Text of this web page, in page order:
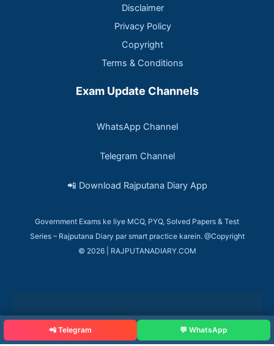
Disclaimer
Privacy Policy
Copyright
Terms & Conditions
Exam Update Channels
WhatsApp Channel
Telegram Channel
📲 Download Rajputana Diary App
Government Exams ke liye MCQ, PYQ, Solved Papers & Test
Series – Rajputana Diary par smart practice karein. @Copyright
© 2026 | RAJPUTANADIARY.COM
📲 Telegram 💬 WhatsApp